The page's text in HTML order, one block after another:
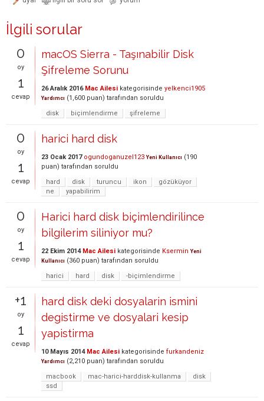
İlgili sorular
0
oy
1
cevap
macOS Sierra - Taşınabilir Disk
Şifreleme Sorunu
26 Aralık 2016 Mac Ailesi kategorisinde yelkenci1905
Yardımcı (1,600 puan) tarafından soruldu
disk
biçimlendirme şifreleme
0
oy
1
cevap
harici hard disk
23 Ocak 2017 ogundoganuzel123 Yeni Kullanıcı (190
puan) tarafından soruldu
hard
disk turuncu ikon
gözüküyor
ne
yapabilirim
0
oy
1
cevap
Harici hard disk biçimlendirilince
bilgilerim siliniyor mu?
22 Ekim 2014 Mac Ailesi kategorisinde Ksermin Yeni
Kullanıcı (360 puan) tarafından soruldu
harici
hard disk -biçimlendirme
+1
oy
1
cevap
hard disk deki dosyalarin ismini
degistirme ve dosyalari kesip
yapistirma
10 Mayıs 2014 Mac Ailesi kategorisinde furkandeniz
Yardımcı (2,210 puan) tarafından soruldu
macbook
mac-harici-harddisk-kullanma
disk
ssd